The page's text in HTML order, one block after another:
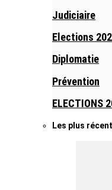
Judiciaire
Elections
Diplomatie
Prévention
ELECTIONS
Les plus